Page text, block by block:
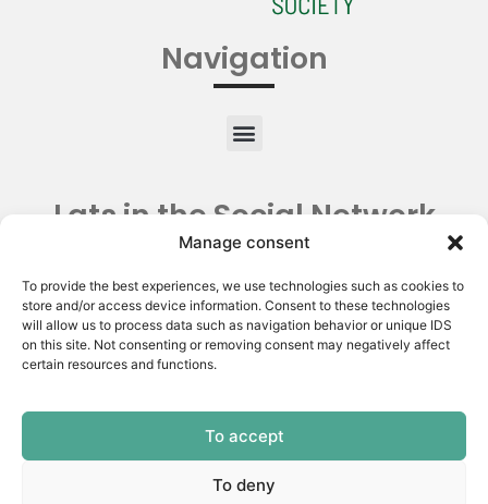
Manage consent
To provide the best experiences, we use technologies such as cookies to
store and/or access device information. Consent to these technologies
will allow us to process data such as navigation behavior or unique IDS
on this site. Not consenting or removing consent may negatively affect
certain resources and functions.
To accept
To deny
Navigation
Lats in the Social Network
Copyright © 2026 | Latin American Thyroid Society.
All rights reserved | Privacy Policy